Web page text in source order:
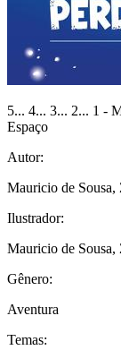
5... 4... 3... 2... 1 -
Espaço
Autor:
Mauricio de
Ilustrador:
Mauricio de
Gênero:
Aventura
Temas: